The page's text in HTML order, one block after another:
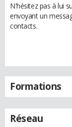
N'hésitez pas à lui
envoyant un
contacts.
Formations
Réseau